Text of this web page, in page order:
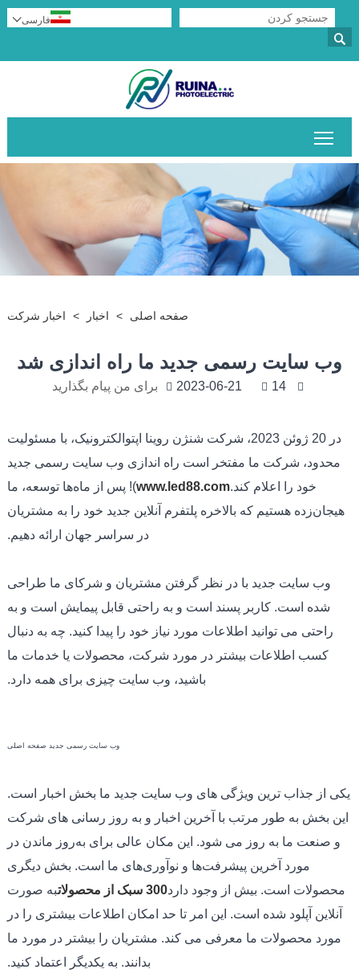

فارسی
صفحه اصلی > اخبار > اخبار شرکت
وب سایت رسمی جدید ما راه اندازی شد
2023-06-21 14 برای من پیام بگذارید
در 20 ژوئن 2023، شرکت شنژن روینا اپتوالکترونیک، با مسئولیت
محدود، شرکت ما مفتخر است راه اندازی وب سایت رسمی جدید
خود را اعلام کند.www.led88.com)! پس از ماه‌ها توسعه، ما
هیجان‌زده هستیم که بالاخره پلتفرم آنلاین جدید خود را به مشتریان
در سراسر جهان ارائه دهیم.
وب سایت جدید با در نظر گرفتن مشتریان و شرکای ما طراحی
شده است. کاربر پسند است و به راحتی قابل پیمایش است و به
راحتی می توانید اطلاعات مورد نیاز خود را پیدا کنید. چه به دنبال
کسب اطلاعات بیشتر در مورد شرکت، محصولات یا خدمات ما
باشید، وب سایت چیزی برای همه دارد.
وب سایت رسمی جدید صفحه اصلی
یکی از جذاب ترین ویژگی های وب سایت جدید ما بخش اخبار است.
این بخش به طور مرتب با آخرین اخبار و به روز رسانی های شرکت
و صنعت ما به روز می شود. این مکان عالی برای به‌روز ماندن در
مورد آخرین پیشرفت‌ها و نوآوری‌های ما است. بخش دیگری
محصولات است. بیش از وجود دارد300 سبک از محصولات
به صورت
آنلاین آپلود شده است. این امر تا حد امکان اطلاعات بیشتری را در
مورد محصولات ما معرفی می کند. مشتریان را بیشتر در مورد ما
بدانند. به یکدیگر اعتماد کنید.